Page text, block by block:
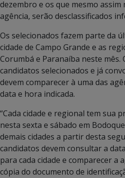
dezembro e os que mesmo assim
agência, serão desclassificados
Os selecionados fazem parte da
cidade de Campo Grande e as
Corumbá e Paranaíba neste mês.
candidatos selecionados e já
devem comparecer à uma das
data e hora indicada.
“Cada cidade e regional tem sua
nesta sexta e sábado em
demais cidades a partir desta
candidatos devem consultar a
para cada cidade e comparecer a
cópia do documento de